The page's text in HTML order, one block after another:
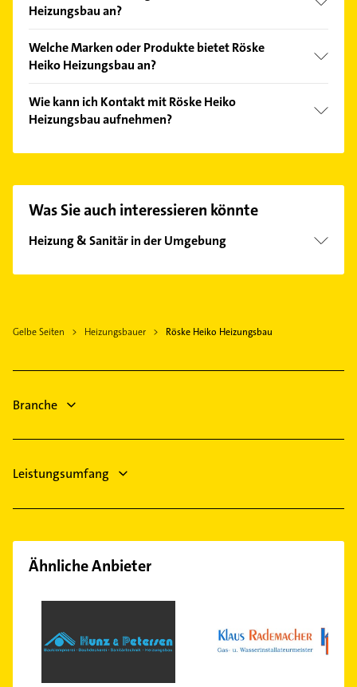
Heizungsbau an?
Beratung, BHKW-Einweisung, BHKW-Installation,
Beratung und Brauchwassererwärmungen.
Welche Marken oder Produkte bietet Röske
Heiko Heizungsbau an?
Ausgleichsgefäß, Blockheizkraftwerk Eco-Power,
Blockheizkraftwerk Power-Therm,
Wie kann ich Kontakt mit Röske Heiko
Heizungsbau aufnehmen?
finden Sie alleKontaktdaten.
Was Sie auch interessieren könnte
Heizung & Sanitär in der Umgebung
Rosengarten Kreis Harburg
Ahlerstedt
Harsefeld
Gelbe Seiten Heizungsbauer Röske Heiko Heizungsbau
Branche
Leistungsumfang
Ähnliche Anbieter